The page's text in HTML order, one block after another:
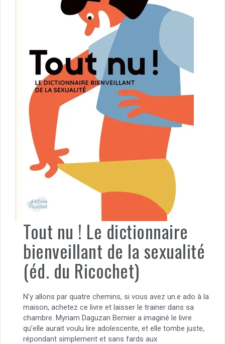
Tout nu ! Le dictionnaire
bienveillant de la sexualité
(éd. du Ricochet)
N’y allons par quatre chemins, si vous avez un.e ado à la
maison, achetez ce livre et laisser le trainer dans sa
chambre. Myriam Daguzan Bernier a imaginé le livre
qu’elle aurait voulu lire adolescente, et elle tombe juste,
répondant simplement et sans fards aux